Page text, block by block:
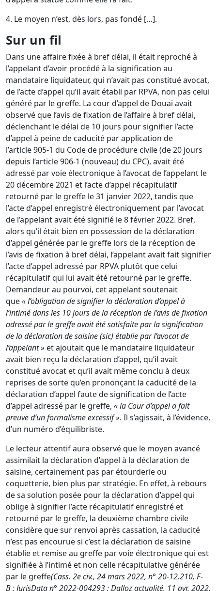
4. Le moyen n’est, dès lors, pas fondé […].
Sur un fil
Dans une affaire fixée à bref délai, il était reproché à
l’appelant d’avoir procédé à la signification au
mandataire liquidateur, qui n’avait pas constitué avocat,
de l’acte d’appel qu’il avait établi par RPVA, non pas celui
généré par le greffe. La cour d’appel de Douai avait
observé que l’avis de fixation de l’affaire à bref délai,
déclenchant le délai de 10 jours pour signifier l’acte
d’appel à peine de caducité par application de
l’article 905-1 du Code de procédure civile(de 20 jours
depuis l’article 906-1 (nouveau) du CPC), avait été
adressé par voie électronique à l’avocat de l’appelant le
20 décembre 2021 et l’acte d’appel récapitulatif
retourné par le greffe le 31 janvier 2022, tandis que
l’acte d’appel enregistré électroniquement par l’avocat
de l’appelant avait été signifié le 8 février 2022. Bref,
alors qu’il était bien en possession de la déclaration
d’appel générée par le greffe lors de la réception de
l’avis de fixation à bref délai, l’appelant avait fait signifier
l’acte d’appel adressé par RPVA plutôt que celui
récapitulatif qui lui avait été retourné par le greffe.
Demandeur au pourvoi, cet appelant soutenait
que« l’obligation de signifier la déclaration d’appel à
l’intimé dans les 10 jours de la réception de l’avis de fixation
adressé par le greffe avait été satisfaite par la signification
de la déclaration de saisine (sic) établie par l’avocat de
l’appelant » et ajoutait que le mandataire liquidateur
avait bien reçu la déclaration d’appel, qu’il avait
constitué avocat et qu’il avait même conclu à deux
reprises de sorte qu’en prononçant la caducité de la
déclaration d’appel faute de signification de l’acte
d’appel adressé par le greffe, « la Cour d’appel a fait
preuve d’un formalisme excessif ». Il s’agissait, à l’évidence,
d’un numéro d’équilibriste.
Le lecteur attentif aura observé que le moyen avancé
assimilait la déclaration d’appel à la déclaration de
saisine, certainement pas par étourderie ou
coquetterie, bien plus par stratégie. En effet, à rebours
de sa solution posée pour la déclaration d’appel qui
oblige à signifier l’acte récapitulatif enregistré et
retourné par le greffe, la deuxième chambre civile
considère que sur renvoi après cassation, la caducité
n’est pas encourue si c’est la déclaration de saisine
établie et remise au greffe par voie électronique qui est
signifiée à l’intimé et non celle récapitulative générée
par le greffe(Cass. 2e civ., 24 mars 2022, n° 20-12.210, F-
B:JurisData n° 2022-004293; Dalloz actualité, 11 avr. 2022,